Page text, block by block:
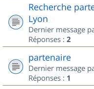
Recherche
Lyon
Dernier message
Réponses : 2
partenaire
Dernier message
Réponses : 1